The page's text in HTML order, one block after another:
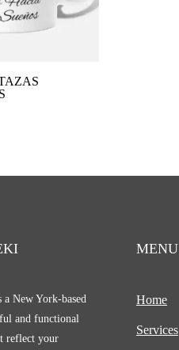
New York-based
and functional
reflect your
MENU
Home
Services